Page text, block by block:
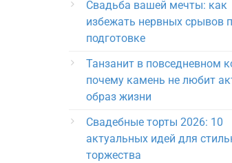
Свадьба вашей мечты: как
избежать нервных срывов
подготовке
Танзанит в повседневном
почему камень не любит
образ жизни
Свадебные торты 2026: 10
актуальных идей для
торжества